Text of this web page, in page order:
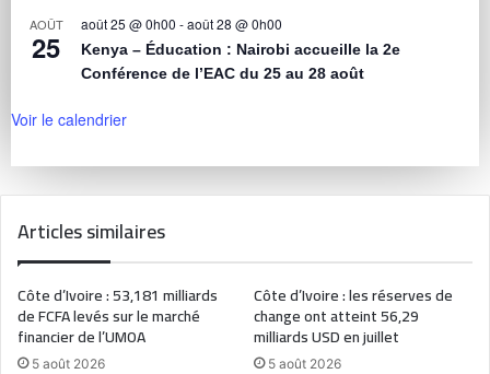
AOÛT
25
août 25 @ 0h00 -août 28 @ 0h00
Kenya – Éducation : Nairobi accueille la 2e
Conférence de l’EAC du 25 au 28 août
Voir le calendrier
Articles similaires
Côte d’Ivoire : 53,181 milliards
de FCFA levés sur le marché
financier de l’UMOA
5 août 2026
Côte d’Ivoire : les réserves de
change ont atteint 56,29
milliards USD en juillet
5 août 2026